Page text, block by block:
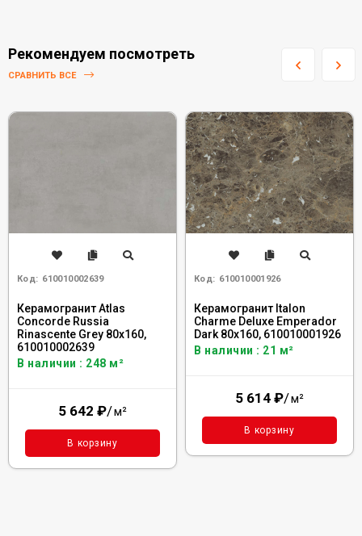
Рекомендуем посмотреть
СРАВНИТЬ ВСЕ
Код: 610010002639
Керамогранит Atlas
Concorde Russia
Rinascente Grey 80x160,
610010002639
В наличии : 248 м²
5 642 ₽/м²
В корзину
Код: 610010001926
Керамогранит Italon
Charme Deluxe Emperador
Dark 80x160, 610010001926
В наличии : 21 м²
5 614 ₽/м²
В корзину